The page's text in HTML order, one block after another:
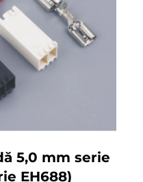
5,0 mm serie
EH688)